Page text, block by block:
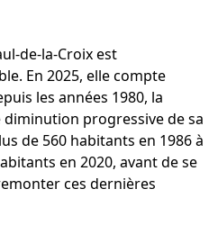
de-la-Croix est
En 2025, elle compte
les années 1980, la
progressive de sa
de 560 habitants en 1986 à
en 2020, avant de se
ces dernières